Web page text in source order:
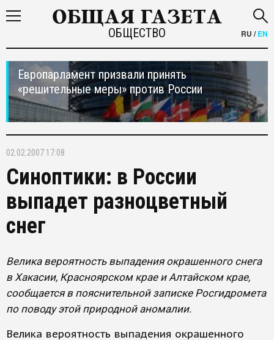
ОБЩЕСТВО RU /EN
Европарламент призвали принять
«решительные меры» против России
02.02.2007 17:08
Синоптики: в России
выпадет разноцветный
снег
Велика вероятность выпадения окрашенного снега
в Хакасии, Красноярском крае и Алтайском крае,
сообщается в пояснительной записке Росгидромета
по поводу этой природной аномалии.
Велика вероятность выпадения окрашенного